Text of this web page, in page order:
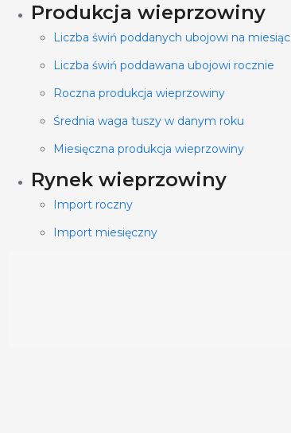
Produkcja wieprzowiny
Liczba świń poddanych ubojowi na miesiąc
Liczba świń poddawana ubojowi rocznie
Roczna produkcja wieprzowiny
Średnia waga tuszy w danym roku
Miesięczna produkcja wieprzowiny
Rynek wieprzowiny
Import roczny
Import miesięczny